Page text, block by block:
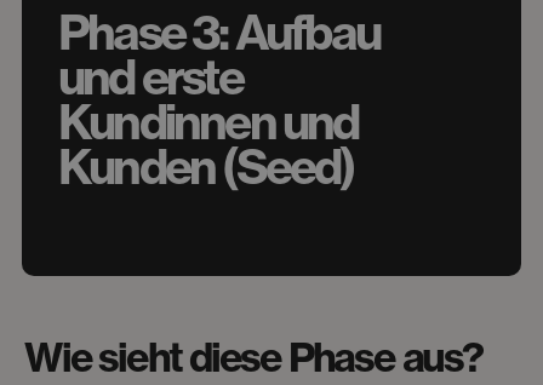
Phase 3: Aufbau
und erste
Kundinnen und
Kunden (Seed)
Wie sieht diese Phase aus?